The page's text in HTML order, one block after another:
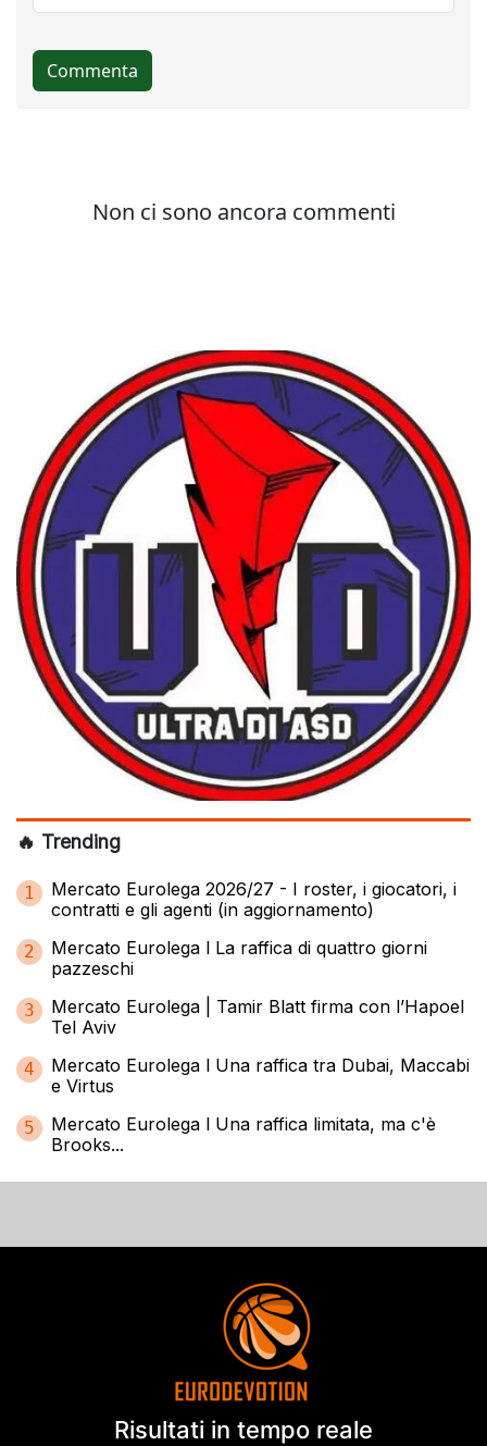
🔥 Trending
1
Mercato Eurolega 2026/27 - I roster, i giocatori, i
contratti e gli agenti (in aggiornamento)
2
Mercato Eurolega l La raffica di quattro giorni
pazzeschi
3
Mercato Eurolega | Tamir Blatt firma con l’Hapoel
Tel Aviv
4
Mercato Eurolega l Una raffica tra Dubai, Maccabi
e Virtus
5
Mercato Eurolega l Una raffica limitata, ma c'è
Brooks...
Risultati in tempo reale